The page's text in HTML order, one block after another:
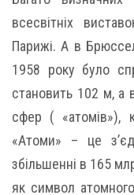
всесвітніх
Парижі. А в
1958 року було
становить 102 м, а
сфер ( «атомів»),
«Атоми» – це
збільшенні в 165
як символ